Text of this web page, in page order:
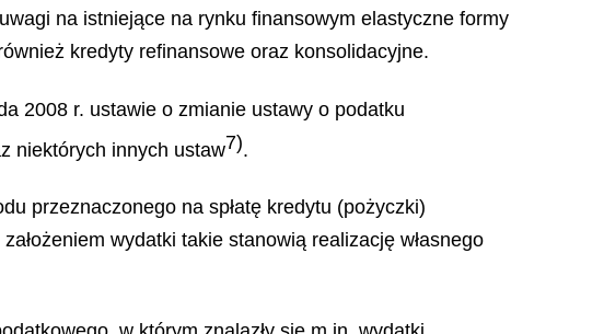
na istniejące na rynku finansowym elastyczne formy
kredyty refinansowe oraz konsolidacyjne.
2008 r. ustawie o zmianie ustawy o podatku
niektórych innych ustaw7).
przeznaczonego na spłatę kredytu (pożyczki)
wydatki takie stanowią realizację własnego